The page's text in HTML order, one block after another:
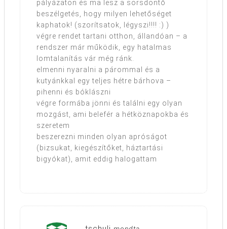
pályázaton és ma lesz a sorsdöntő
beszélgetés, hogy milyen lehetőséget
kaphatok! (szorítsatok, légyszi!!!! :) )
végre rendet tartani otthon, állandóan – a
rendszer már működik, egy hatalmas
lomtalanítás vár még ránk.
elmenni nyaralni a párommal és a
kutyánkkal egy teljes hétre bárhova –
pihenni és bóklászni
végre formába jönni és találni egy olyan
mozgást, ami belefér a hétköznapokba és
szeretem
beszerezni minden olyan apróságot
(bizsukat, kiegészítőket, háztartási
bigyókat), amit eddig halogattam